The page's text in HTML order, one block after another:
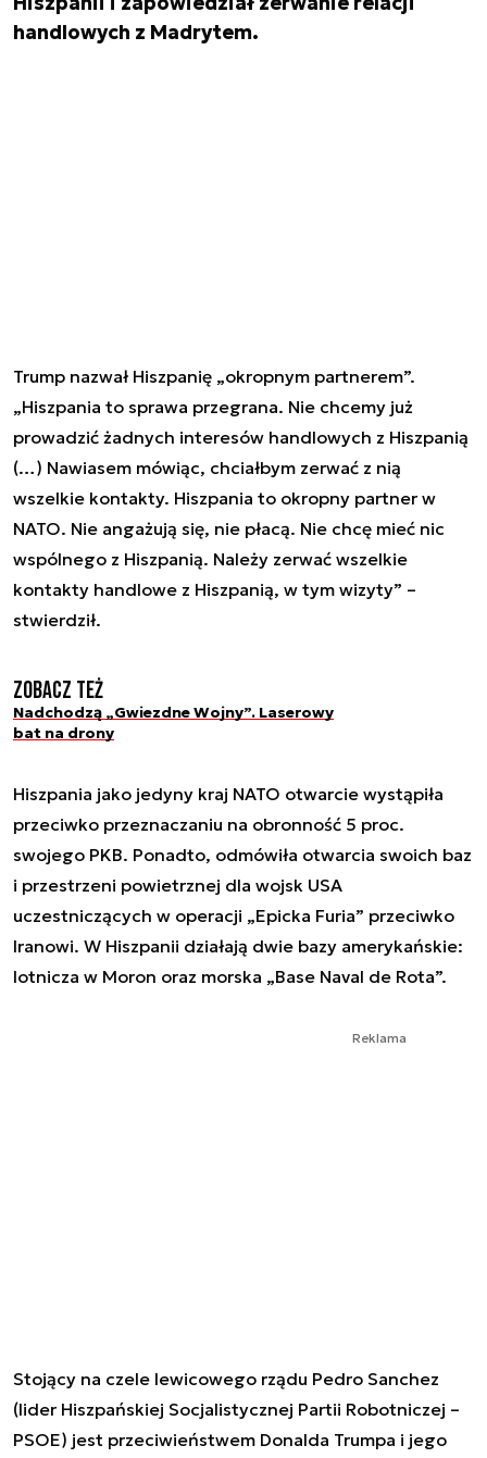
handlowych z Madrytem.
Trump nazwał Hiszpanię „okropnym partnerem”.
„Hiszpania to sprawa przegrana. Nie chcemy już
prowadzić żadnych interesów handlowych z Hiszpanią
(…) Nawiasem mówiąc, chciałbym zerwać z nią
wszelkie kontakty. Hiszpania to okropny partner w
NATO. Nie angażują się, nie płacą. Nie chcę mieć nic
wspólnego z Hiszpanią. Należy zerwać wszelkie
kontakty handlowe z Hiszpanią, w tym wizyty” –
stwierdził.
Zobacz też
Nadchodzą „Gwiezdne Wojny”. Laserowy
bat na drony
Hiszpania jako jedyny kraj NATO otwarcie wystąpiła
przeciwko przeznaczaniu na obronność 5 proc.
swojego PKB. Ponadto, odmówiła otwarcia swoich baz
i przestrzeni powietrznej dla wojsk USA
uczestniczących w operacji „Epicka Furia” przeciwko
Iranowi. W Hiszpanii działają dwie bazy amerykańskie:
lotnicza w Moron oraz morska „Base Naval de Rota”.
Reklama
Stojący na czele lewicowego rządu Pedro Sanchez
(lider Hiszpańskiej Socjalistycznej Partii Robotniczej –
PSOE) jest przeciwieństwem Donalda Trumpa i jego